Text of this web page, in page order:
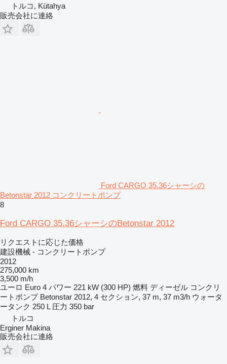
トルコ, Kütahya
販売会社に連絡
Ford CARGO 35.36シャーシの
Betonstar 2012 コンクリートポンプ
8
Ford CARGO 35.36シャーシのBetonstar 2012
リクエストに応じた価格
建設機械 - コンクリートポンプ
2012
275,000 km
3,500 m/h
ユーロ Euro 4 パワー 221 kW (300 HP) 燃料 ディーゼル コンクリ
ートポンプ Betonstar 2012, 4 セクション, 37 m, 37 m3/h ウォータ
ータンク 250 L 圧力 350 bar
トルコ
Erginer Makina
販売会社に連絡